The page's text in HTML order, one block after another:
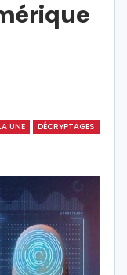
UNE DÉCRYPTAGES